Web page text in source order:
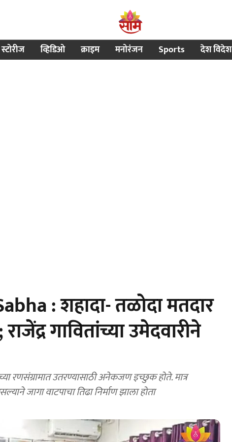
व्हिडिओ क्राइम मनोरंजन Sports देश विदेश
: शहादा- तळोदा मतदार
गावितांच्या उमेदवारीने
रणसंग्रामात उतरण्यासाठी अनेकजण इच्छुक होते. मात्र
जागा वाटपाचा तिढा निर्माण झाला होता